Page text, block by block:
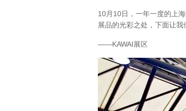
10月10日，一年一度的上
展品的光彩之处，下面让
——KAWAI展区